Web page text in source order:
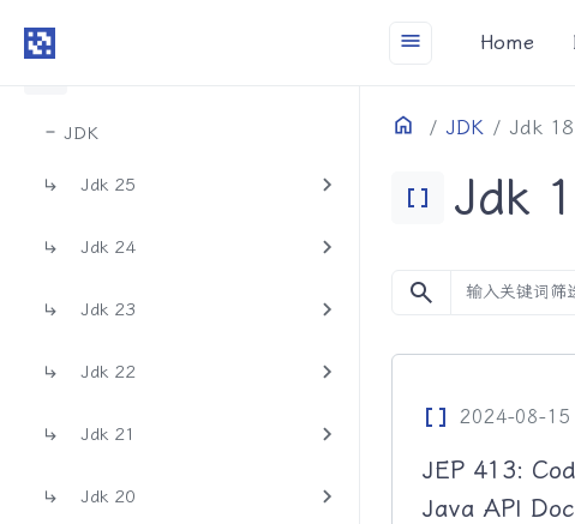
JDK
Jdk 25
Jdk 24
Jdk 23
Jdk 22
Jdk 21
Jdk 20
menu Home
Home JDK Jdk 18
目录
Data_Array Jdk
search
Data_Array 2024-08-15
JEP 413:
Java API